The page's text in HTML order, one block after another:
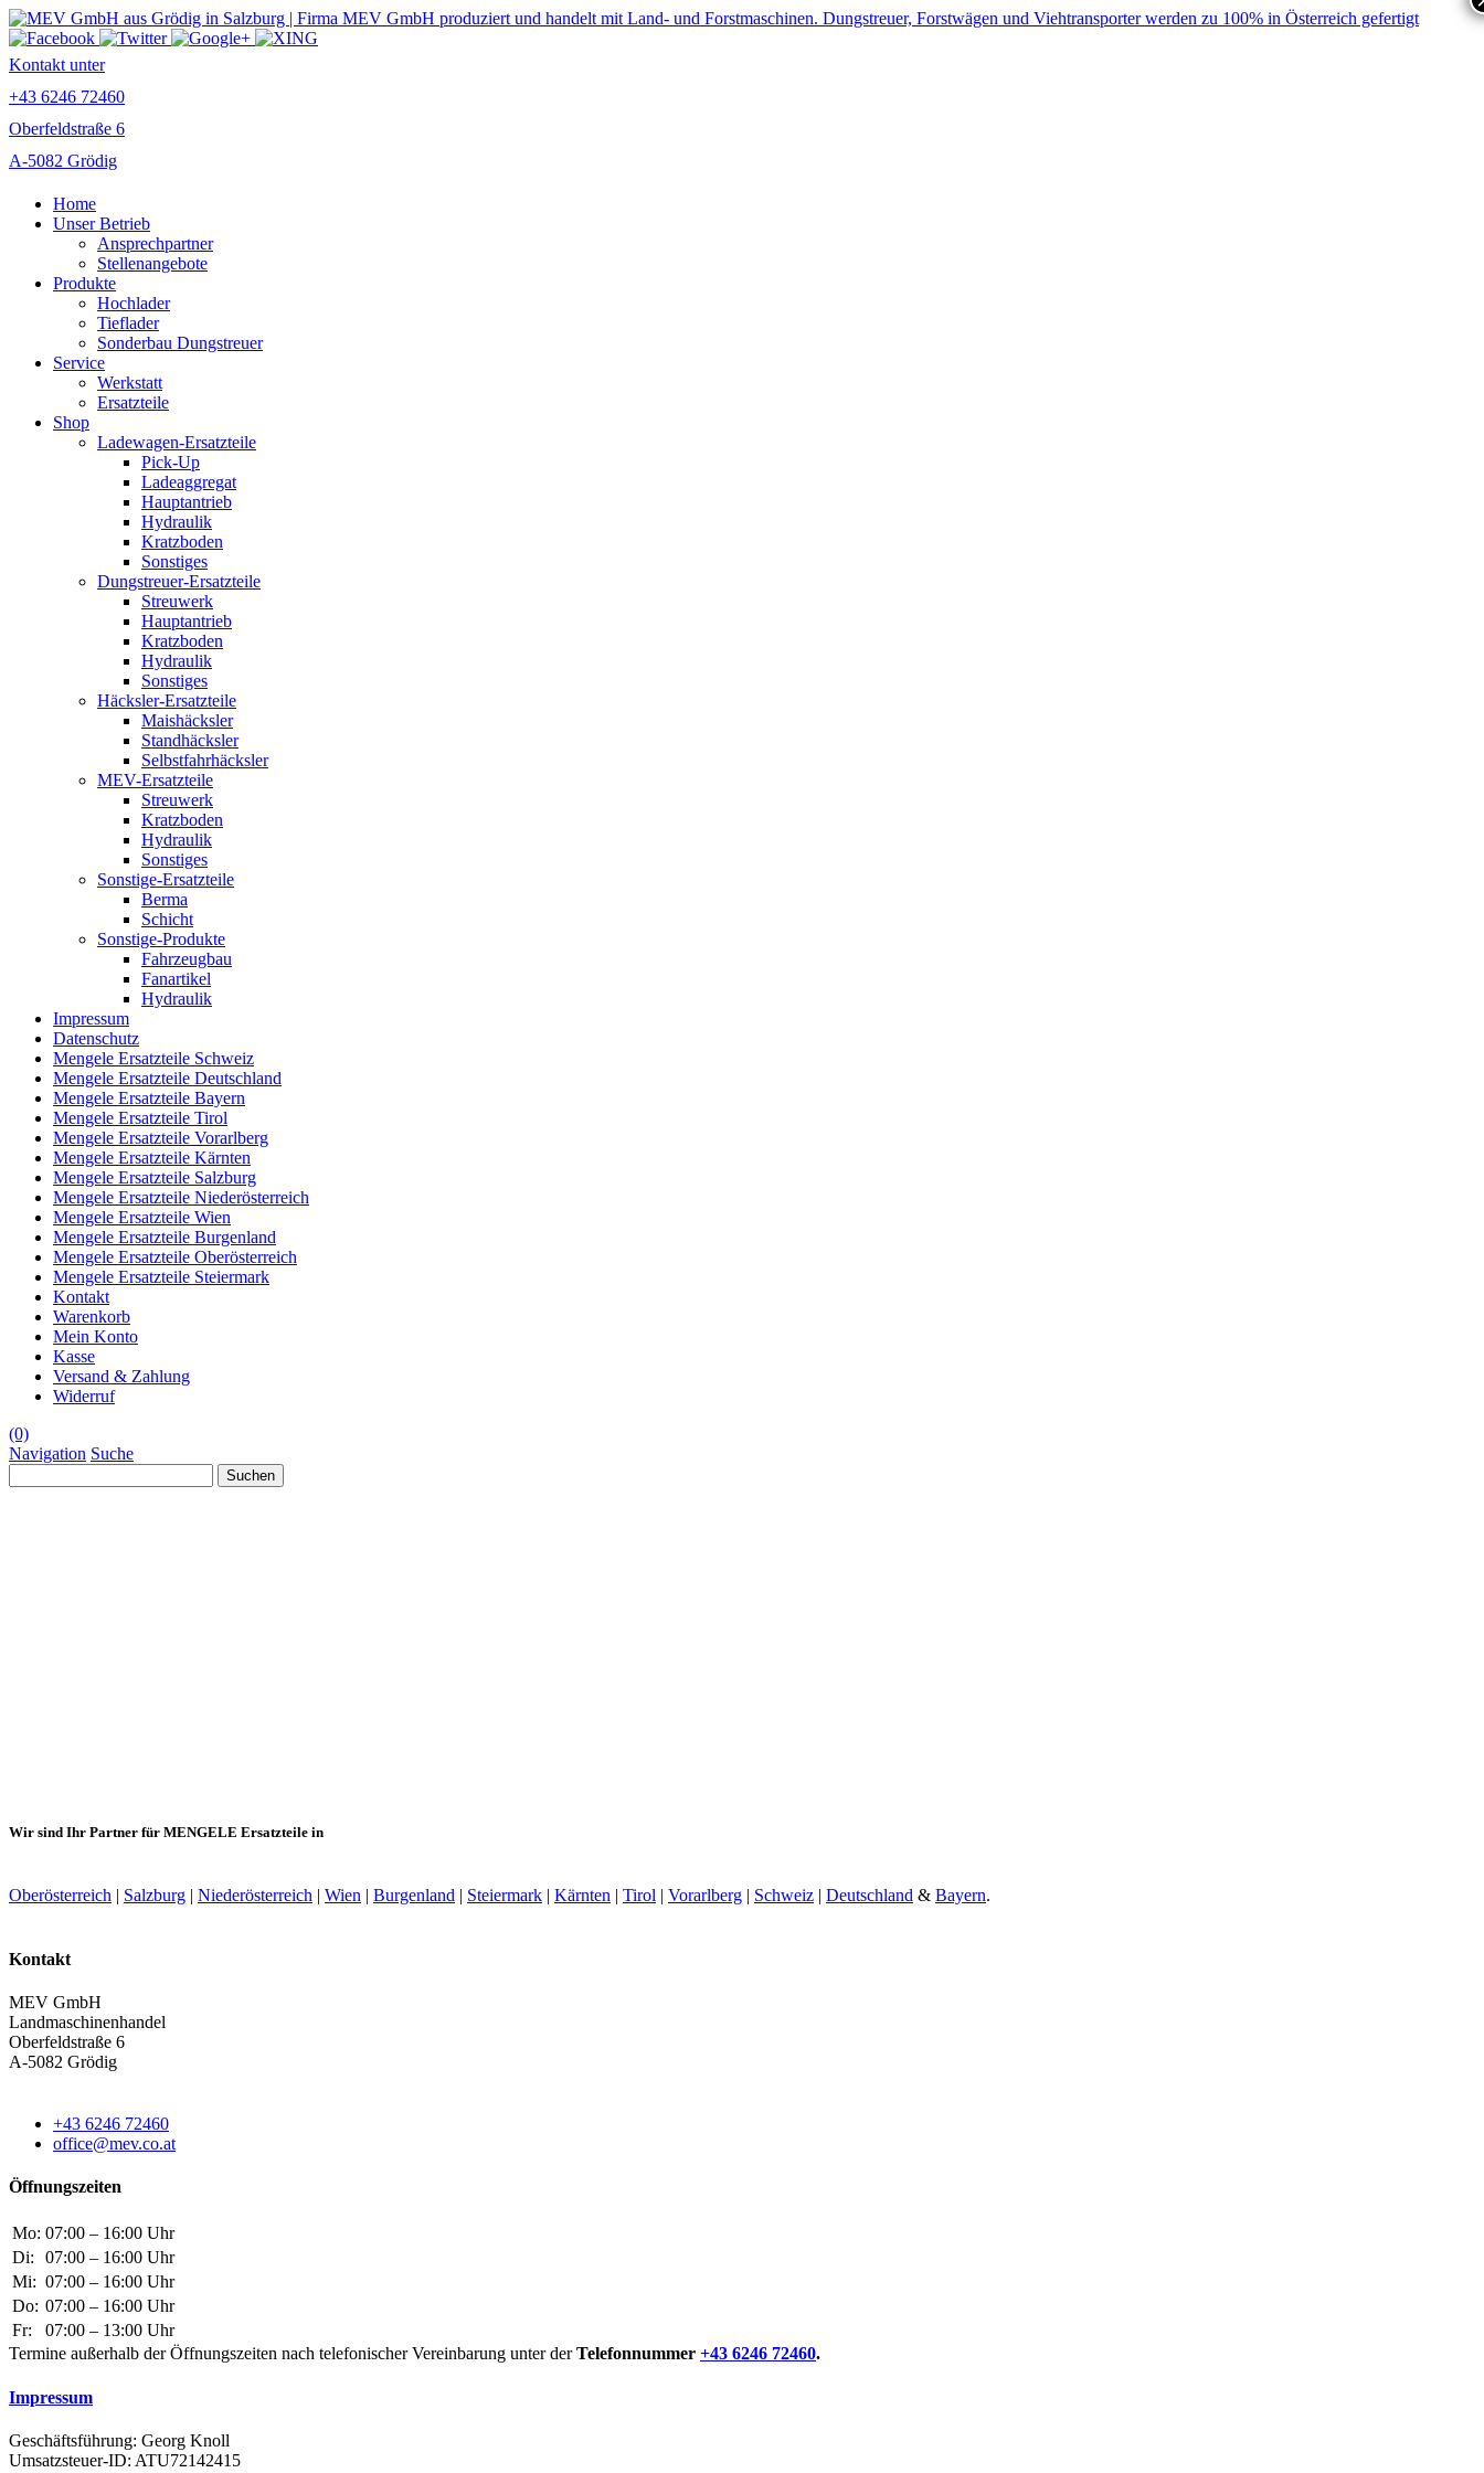
Kontakt unter
+43 6246 72460
Oberfeldstraße 6
A-5082 Grödig
Home
Unser Betrieb
Ansprechpartner
Stellenangebote
Produkte
Hochlader
Tieflader
Sonderbau Dungstreuer
Service
Werkstatt
Ersatzteile
Shop
Ladewagen-Ersatzteile
Pick-Up
Ladeaggregat
Hauptantrieb
Hydraulik
Kratzboden
Sonstiges
Dungstreuer-Ersatzteile
Streuwerk
Hauptantrieb
Kratzboden
Hydraulik
Sonstiges
Häcksler-Ersatzteile
Maishäcksler
Standhäcksler
Selbstfahrhäcksler
MEV-Ersatzteile
Streuwerk
Kratzboden
Hydraulik
Sonstiges
Sonstige-Ersatzteile
Berma
Schicht
Sonstige-Produkte
Fahrzeugbau
Fanartikel
Hydraulik
Impressum
Datenschutz
Mengele Ersatzteile Schweiz
Mengele Ersatzteile Deutschland
Mengele Ersatzteile Bayern
Mengele Ersatzteile Tirol
Mengele Ersatzteile Vorarlberg
Mengele Ersatzteile Kärnten
Mengele Ersatzteile Salzburg
Mengele Ersatzteile Niederösterreich
Mengele Ersatzteile Wien
Mengele Ersatzteile Burgenland
Mengele Ersatzteile Oberösterreich
Mengele Ersatzteile Steiermark
Kontakt
Warenkorb
Mein Konto
Kasse
Versand & Zahlung
Widerruf
(0)
Navigation Suche
nach:
Wir sind Ihr Partner für MENGELE Ersatzteile in
Oberösterreich | Salzburg | Niederösterreich | Wien | Burgenland | Steiermark | Kärnten | Tirol | Vorarlberg | Schweiz | Deutschland & Bayern.
Kontakt
MEV GmbH
Landmaschinenhandel
Oberfeldstraße 6
A-5082 Grödig
+43 6246 72460
office@mev.co.at
Öffnungszeiten
Mo: 07:00 – 16:00 Uhr
Di:
07:00 – 16:00 Uhr
Mi: 07:00 – 16:00 Uhr
Do: 07:00 – 16:00 Uhr
Fr:
07:00 – 13:00 Uhr
Termine außerhalb der Öffnungszeiten nach telefonischer Vereinbarung unter derTelefonnummer +43 6246 72460.
Impressum
Geschäftsführung: Georg Knoll
Umsatzsteuer-ID: ATU72142415